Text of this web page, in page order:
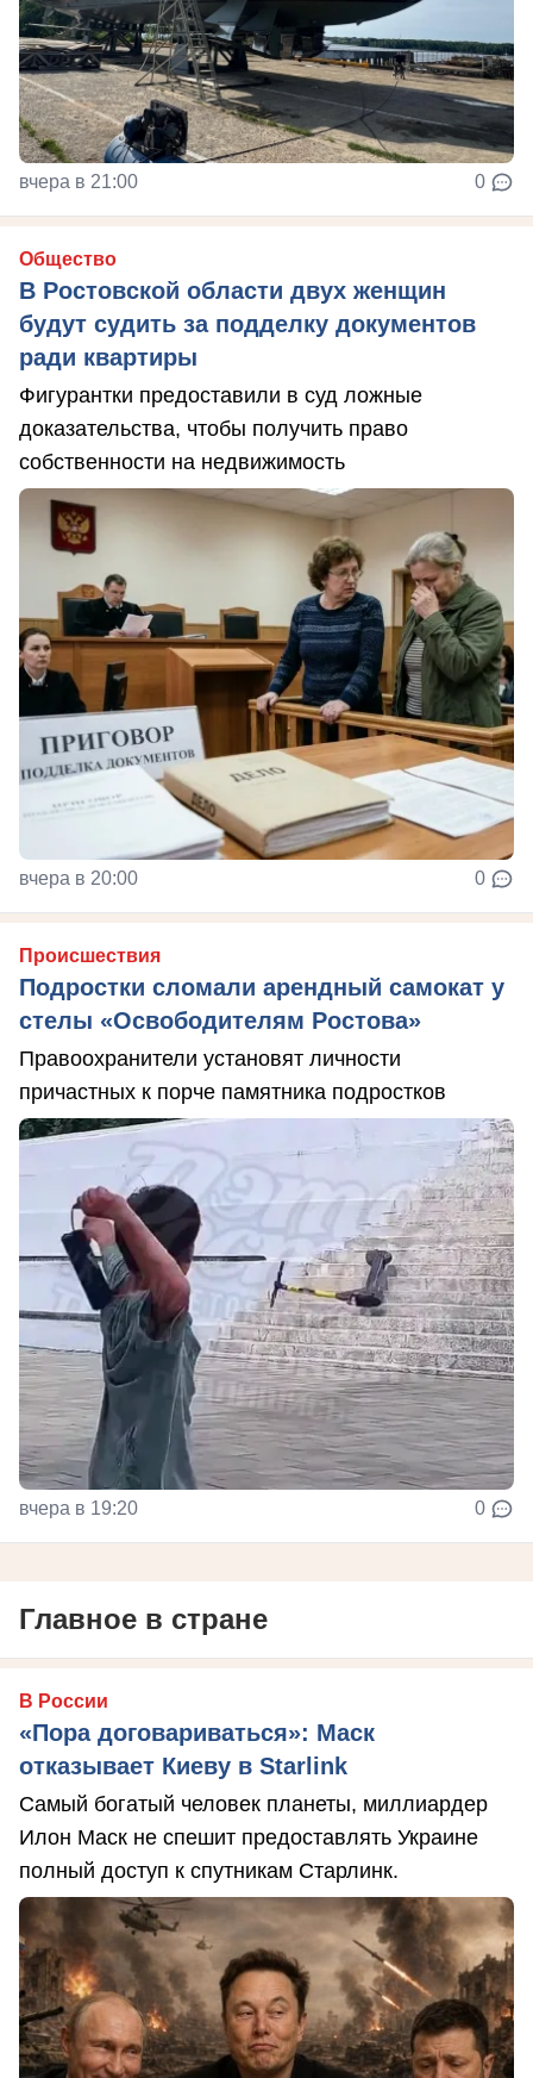
вчера в 21:00 0
Общество
В Ростовской области двух женщин
будут судить за подделку документов
ради квартиры
Фигурантки предоставили в суд ложные
доказательства, чтобы получить право
собственности на недвижимость
вчера в 20:00 0
Происшествия
Подростки сломали арендный самокат у
стелы «Освободителям Ростова»
Правоохранители установят личности
причастных к порче памятника подростков
вчера в 19:20 0
Главное в стране
В России
«Пора договариваться»: Маск
отказывает Киеву в Starlink
Самый богатый человек планеты, миллиардер
Илон Маск не спешит предоставлять Украине
полный доступ к спутникам Старлинк.